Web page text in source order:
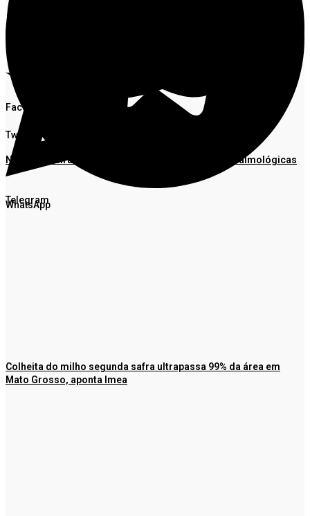
Facebook
Twitter
WhatsApp
Telegram
Nova Bandeirantes realiza mutirão de cirurgias oftalmológicas
Colheita do milho segunda safra ultrapassa 99% da área em
Mato Grosso, aponta Imea